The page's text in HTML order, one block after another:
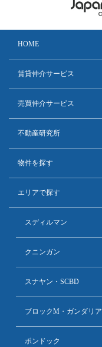
HOME
賃貸仲介サービス
売買仲介サービス
不動産研究所
物件を探す
エリアで探す
スディルマン
クニンガン
スナヤン・SCBD
ブロックM・ガンダリア
ポンドック